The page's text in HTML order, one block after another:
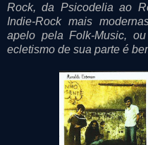
Rock, da Psicodelia ao
Indie-Rock mais
apelo pela Folk-Music,
ecletismo de sua parte é